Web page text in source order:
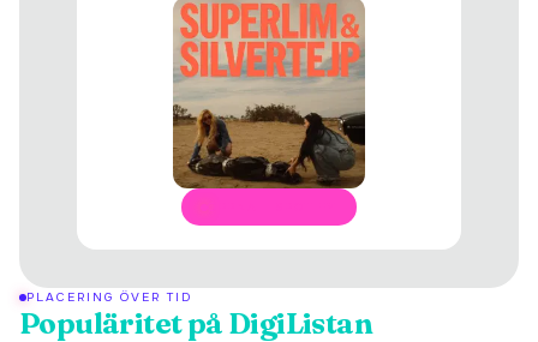
PLACERING ÖVER TID
Populäritet på DigiListan